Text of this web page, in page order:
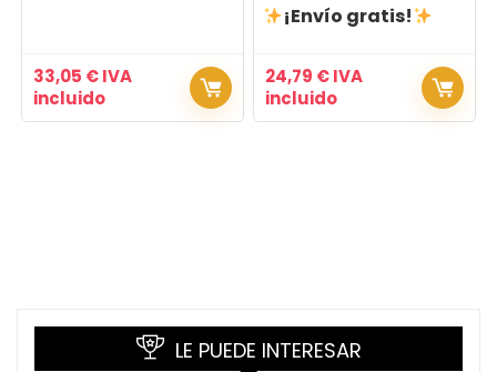
33,05 €IVA
incluido
¡Envío gratis!
24,79 €IVA
incluido
LE PUEDE INTERESAR